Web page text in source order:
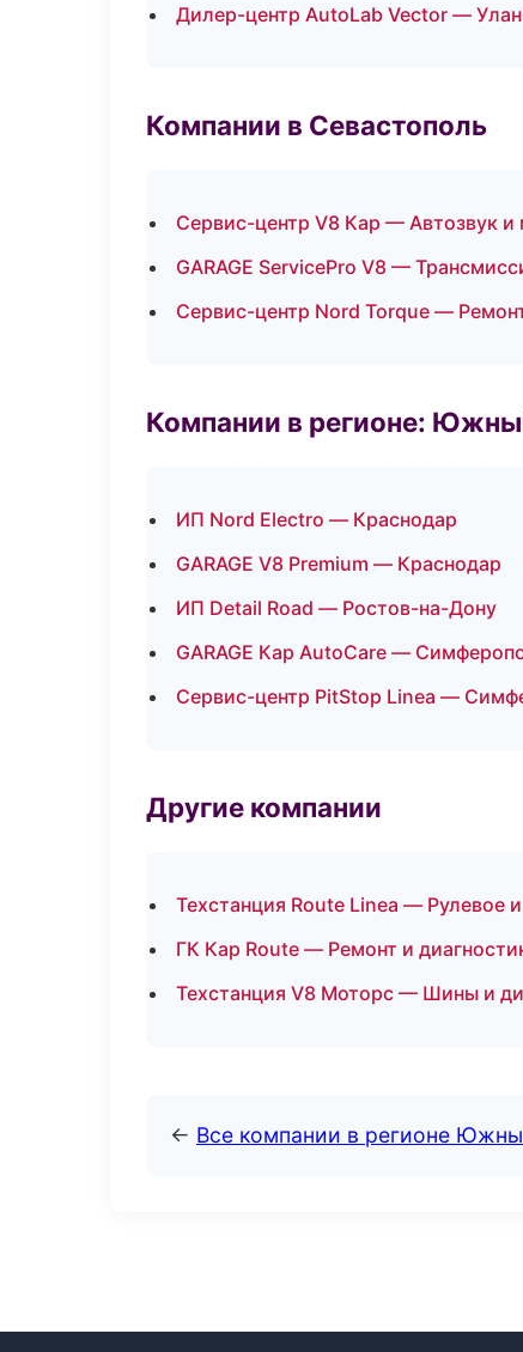
Дилер-центр AutoLab Vector —
Компании в Севастополь
Сервис-центр V8 Кар — Автозвук и
GARAGE ServicePro V8 —
Сервис-центр Nord Torque —
Компании в регионе:
ИП Nord Electro — Краснодар
GARAGE V8 Premium — Краснодар
ИП Detail Road — Ростов-на-Дону
GARAGE Кар AutoCare —
Сервис-центр PitStop Linea —
Другие компании
Техстанция Route Linea — Рулевое
ГК Кар Route — Ремонт и
Техстанция V8 Моторс — Шины и
← Все компании в регионе